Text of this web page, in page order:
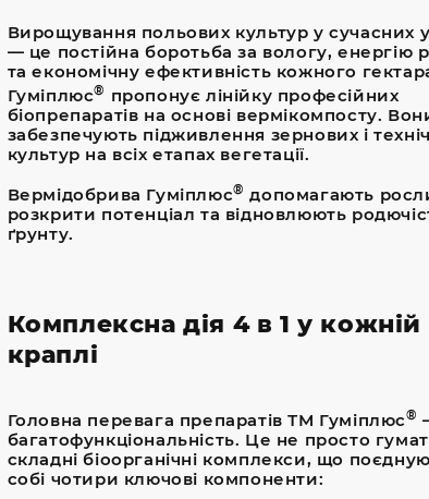
Вирощування польових культур у сучасних
— це постійна боротьба за вологу, енергію
та економічну ефективність кожного
Гуміплюс® пропонує лінійку професійних
біопрепаратів на основі вермікомпосту.
забезпечують підживлення зернових і
культур на всіх етапах вегетації.
Вермідобрива Гуміплюс® допомагають
розкрити потенціал та відновлюють
ґрунту.
Комплексна дія 4 в 1 у кожній
краплі
Головна перевага препаратів ТМ Гуміплюс®
багатофункціональність. Це не просто
складні біоорганічні комплекси, що
собі чотири ключові компоненти: